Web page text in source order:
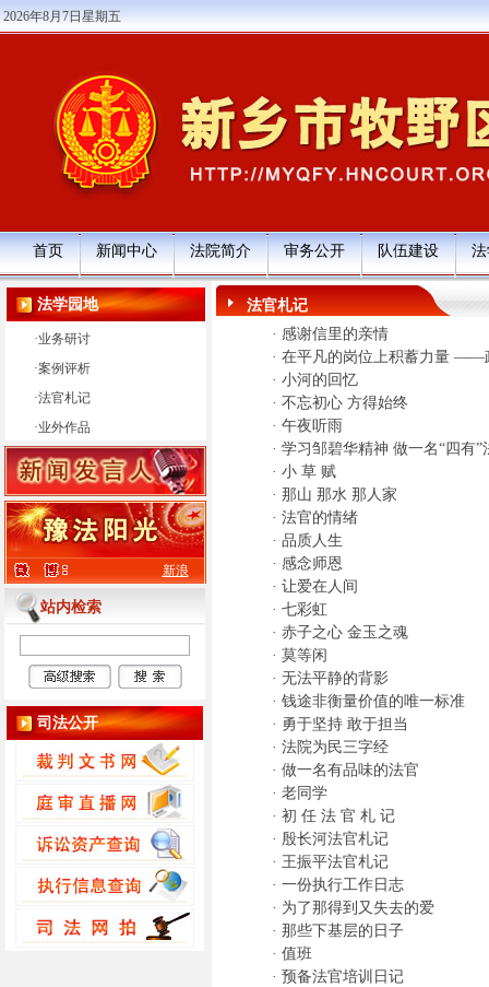
2026年8月7日星期五
首页 新闻中心 法院简介 审务公开 队伍建设
法学园地
·业务研讨
·案例评析
·法官札记
·业外作品
新浪
站内检索
司法公开
法官札记
· 感谢信里的亲情
· 在平凡的岗位上积蓄力量 ——
· 小河的回忆
· 不忘初心 方得始终
· 午夜听雨
· 学习邹碧华精神 做一名“四有”
· 小 草 赋
· 那山 那水 那人家
· 法官的情绪
· 品质人生
· 感念师恩
· 让爱在人间
· 七彩虹
· 赤子之心 金玉之魂
· 莫等闲
· 无法平静的背影
· 钱途非衡量价值的唯一标准
· 勇于坚持 敢于担当
· 法院为民三字经
· 做一名有品味的法官
· 老同学
· 初 任 法 官 札 记
· 殷长河法官札记
· 王振平法官札记
· 一份执行工作日志
· 为了那得到又失去的爱
· 那些下基层的日子
· 值班
· 预备法官培训日记